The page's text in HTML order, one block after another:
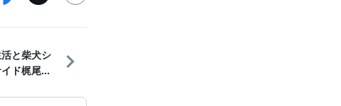
と柴犬シ
ド梶尾...